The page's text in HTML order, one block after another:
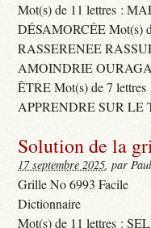
Mot(s) de 11 lettres :
DÉSAMORCÉE
RASSERENEE
AMOINDRIE
ÊTRE Mot(s) de 7
APPRENDRE SUR LE
Solution de la
17 septembre 2025, par
Grille No 6993 Facile
Dictionnaire
Mot(s) de 11 lettres :